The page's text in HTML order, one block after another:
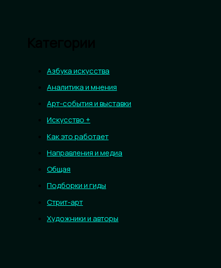
Азбука искусства
Аналитика и мнения
Арт-события и выставки
Искусство +
Как это работает
Направления и медиа
Общая
Подборки и гиды
Стрит-арт
Художники и авторы